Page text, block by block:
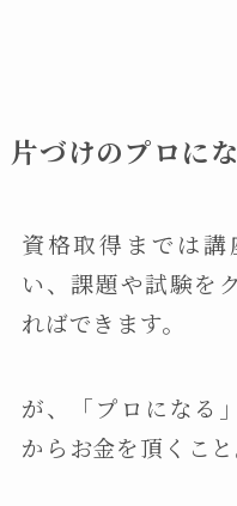
片づけのプロに
資格取得までは
い、課題や試験を
ればできます。
が、「プロになる
からお金を頂くこと